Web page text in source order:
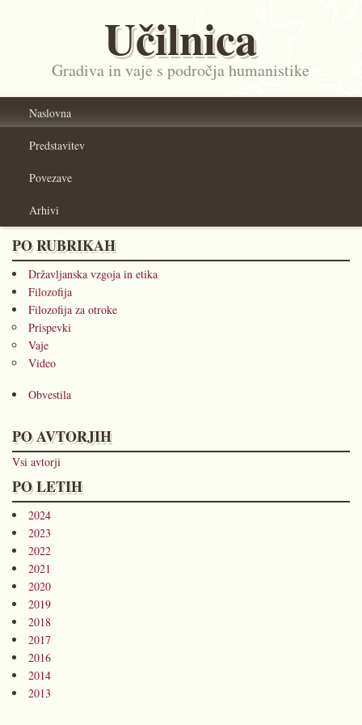
Učilnica
Gradiva in vaje s področja humanistike
Naslovna
Predstavitev
Povezave
Arhivi
PO RUBRIKAH
Državljanska vzgoja in etika
Filozofija
Filozofija za otroke
Prispevki
Vaje
Video
Obvestila
PO AVTORJIH
Vsi avtorji
PO LETIH
2024
2023
2022
2021
2020
2019
2018
2017
2016
2014
2013